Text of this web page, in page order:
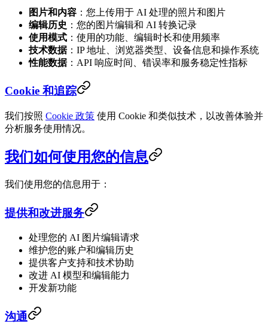
图片和内容 ：您上传用于 AI 处理的照片和图片
编辑历史 ：您的图片编辑和 AI 转换记录
使用模式 ：使用的功能、编辑时长和使用频率
技术数据：IP 地址、浏览器类型、设备信息和操作系统
性能数据：API 响应时间、错误率和服务稳定性指标
Cookie 和追踪
我们按照 Cookie 政策 使用 Cookie 和类似技术，以改善体验并
分析服务使用情况。
我们如何使用您的信息
我们使用您的信息用于：
提供和改进服务
处理您的 AI 图片编辑请求
维护您的账户和编辑历史
提供客户支持和技术协助
改进 AI 模型和编辑能力
开发新功能
沟通